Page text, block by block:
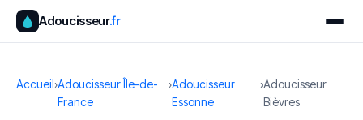
Adoucisseur.fr
Accueil›Adoucisseur Île-de-
France
›Adoucisseur
Essonne
›Adoucisseur
Bièvres